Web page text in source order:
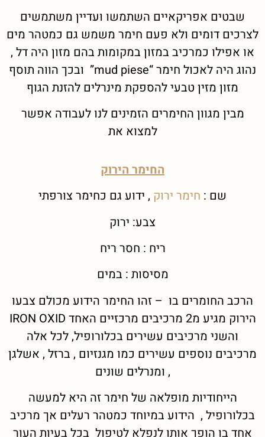
שבטים אפריקאיים השתמשו ועדיין משתמשים
לצרכים דומים ולא פעם חימר משמש גם כמטהר מים
או אפילו כמרכיב במזון במקומות בהם מזון היה דל ,
נהוג היה לאכול חימר “mud piese” ובכך הווה תוסף
מזון מזין טבעי להספקת מינרלים להזנת הגוף
מבין מגוון החימרים הזמינים לנו לעבודה אפשר
למצוא את
החימר הירוק
שם : חימר ירוק , ידוע גם כחימר צורפתי
צבע: ירוק
ריח : חסר ריח
מסיסות : במים
הרכב החומרים בו – זהו החימר הידוע מכולם צבעו
הירוק מגיע מ2 מרכיבים מרכזיים האחד IRON OXID
והשני מרכיבים עשירים בכלורופיל, לכל אלה
מרכיבים נוספים עשירים כמו מגנזיום , ברזל , אשלגן
, ומנרלים שונים
הייחודיות מופלאה של חימר זה היא למעשה
בכלורופיל , הידוע במיוחד כמטהר רעלים אך מרכיב
אחד בו הופך אותו לנפלא לטיפול בכל בעיות העור